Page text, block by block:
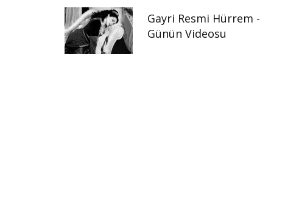
Gayri Resmi Hürrem -
Günün Videosu